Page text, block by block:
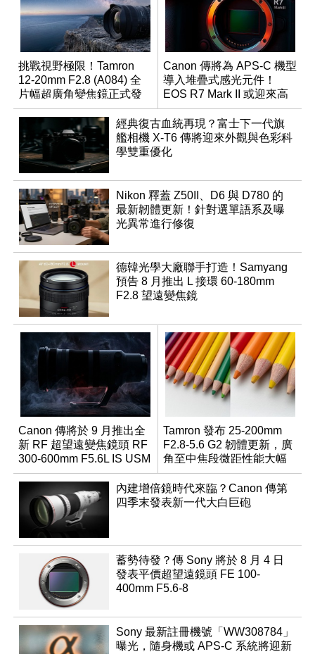
挑戰視野極限！Tamron
12-20mm F2.8 (A084) 全
片幅超廣角變焦鏡正式發
表
Canon 傳將為 APS-C 機型
導入堆疊式感光元件！
EOS R7 Mark II 或迎來高
速讀出升級
經典復古血統再現？富士下一代旗
艦相機 X-T6 傳將迎來外觀與色彩科
學雙重優化
Nikon 釋蓋 Z50II、D6 與 D780 的
最新韌體更新！針對選單語系及曝
光異常進行修復
德韓光學大廠聯手打造！Samyang
預告 8 月推出 L 接環 60-180mm
F2.8 望遠變焦鏡
Canon 傳將於 9 月推出全
新 RF 超望遠變焦鏡頭 RF
300-600mm F5.6L IS USM
Tamron 發布 25-200mm
F2.8-5.6 G2 韌體更新，廣
角至中焦段微距性能大幅
升級
內建增倍鏡時代來臨？Canon 傳第
四季末發表新一代大白巨砲
蓄勢待發？傳 Sony 將於 8 月 4 日
發表平價超望遠鏡頭 FE 100-
400mm F5.6-8
Sony 最新註冊機號「WW308784」
曝光，隨身機或 APS-C 系統將迎新